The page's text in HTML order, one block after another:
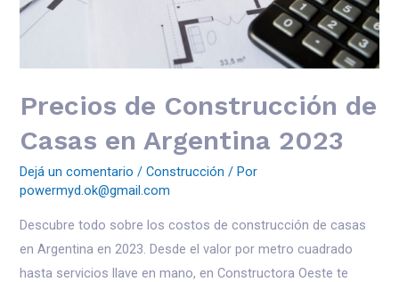
Precios de Construcción de
Casas en Argentina 2023
Dejá un comentario /Construcción / Por
powermyd.ok@gmail.com
Descubre todo sobre los costos de construcción de casas
en Argentina en 2023. Desde el valor por metro cuadrado
hasta servicios llave en mano, en Constructora Oeste te